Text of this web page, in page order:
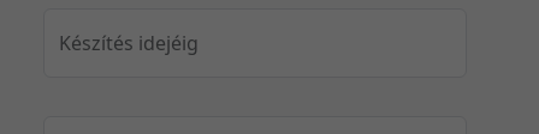
Készítés idejéig